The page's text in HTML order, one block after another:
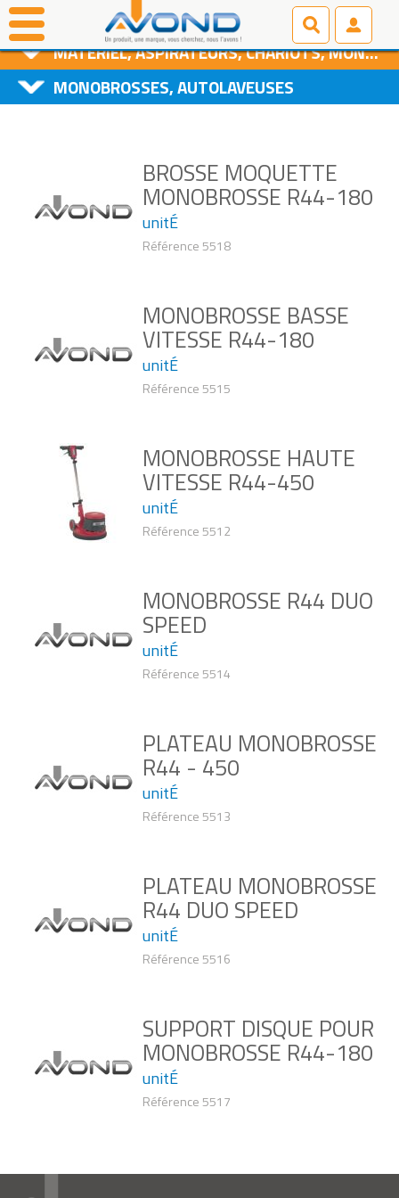
PRODUITS D'ENTRETIEN
MATÉRIEL, ASPIRATEURS, CHARIOTS, MONOBROSSES
MONOBROSSES, AUTOLAVEUSES
BROSSE MOQUETTE
MONOBROSSE R44-180
unitÉ
Référence 5518
MONOBROSSE BASSE
VITESSE R44-180
unitÉ
Référence 5515
MONOBROSSE HAUTE
VITESSE R44-450
unitÉ
Référence 5512
MONOBROSSE R44 DUO
SPEED
unitÉ
Référence 5514
PLATEAU MONOBROSSE
R44 - 450
unitÉ
Référence 5513
PLATEAU MONOBROSSE
R44 DUO SPEED
unitÉ
Référence 5516
SUPPORT DISQUE POUR
MONOBROSSE R44-180
unitÉ
Référence 5517